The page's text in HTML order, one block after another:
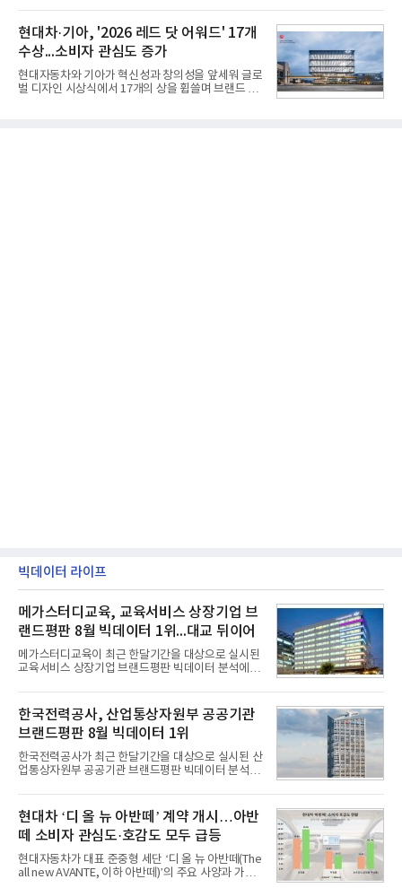
등으로 이전
기존 미사일체계를 대체할 중고도 및 중거리 대공미
사일을 개발하기로 결정했다.처음 KM-SAM 사업으로
불린 이 사업의 명칭은 호크(Iron Hawk, 철매)를 대체
한다는 의미에서 ‘철매Ⅱ’ 로 정해졌다. 철매Ⅱ 개발
사업은 미사일체계 완성 후인 2011년 ‘천궁(天弓)’으
로 다시 장비명이 바뀌었다. 17개 업체와 관련 기관이
참여한 가운데 LIG 넥스원은 탐색 개발에서 체계개발
현대차·기아, '2026 레드 닷 어워드' 17개
수상...소비자 관심도 증가
현대자동차와 기아가 혁신성과 창의성을 앞세워 글로
벌 디자인 시상식에서 17개의 상을 휩쓸며 브랜드 경
빅데이터 라이프
메가스터디교육, 교육서비스 상장기업 브
랜드평판 8월 빅데이터 1위...대교 뒤이어
메가스터디교육이 최근 한달기간을 대상으로 실시된
교육서비스 상장기업 브랜드평판 빅데이터 분석에서
일 한국기업평판연구소(소장 구창환)는 국내 교육서
비스 상장기업 브랜드를 대상으로 지난 7월 7일부터
8월 7일까지 수집된 소비자 빅데이터 10,074,233건
을 분석한 결과, 메가스터디교육이 브랜드평판지수
1,710,926을 기록하며 8월 1위에 올랐다고 밝혔다.
분석에 활용된 빅데이터는 지난 7월(9,491,206건) 대
비 6.14% 증가한 수치로, 교육서비스 상장기업 브랜
디교육, 대교, 디지
한국전력공사, 산업통상자원부 공공기관
브랜드평판 8월 빅데이터 1위
한국전력공사가 최근 한달기간을 대상으로 실시된 산
업통상자원부 공공기관 브랜드평판 빅데이터 분석에
이 순으로 뒤를 이었다.7일 한국기업평판연구소(소장
구창환)는 산업통상자원부 공공기관 41개 브랜드를
대상으로 지난 7월 7일부터 8월 7일까지 수집된 소비
자 빅데이터 91,102,549건을 분석한 결과, 한국전력
공사가 브랜드평판지수 10,670,633을 기록하며 8월
1위에 올랐다고 밝혔다. 분석에 활용된 빅데이터는 지
난 7월(88,893,823건) 대비 2.48% 증가한 수치다.연
현대차 ‘디 올 뉴 아반떼’ 계약 개시…아반
떼 소비자 관심도·호감도 모두 급등
현대자동차가 대표 준중형 세단 ‘디 올 뉴 아반떼(The
all new AVANTE, 이하 아반떼)’의 주요 사양과 가격